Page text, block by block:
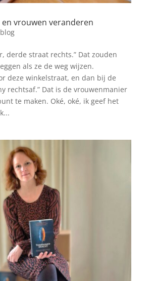
vrouwen veranderen
blog
derde straat rechts.” Dat zouden
als ze de weg wijzen.
deze winkelstraat, en dan bij de
rechtsaf.” Dat is de vrouwenmanier
te maken. Oké, oké, ik geef het